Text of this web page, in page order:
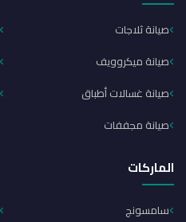
صيانة ثلاجات
صيانة ميكروويف
صيانة غسالات أطباق
صيانة مجففات
الماركات
سامسونج